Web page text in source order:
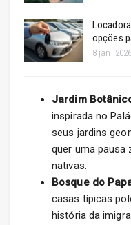
opções
8 jan, 2026
Jardim
inspirada no
seus jardins
quer uma
nativas.
Bosque do
casas típicas
história da